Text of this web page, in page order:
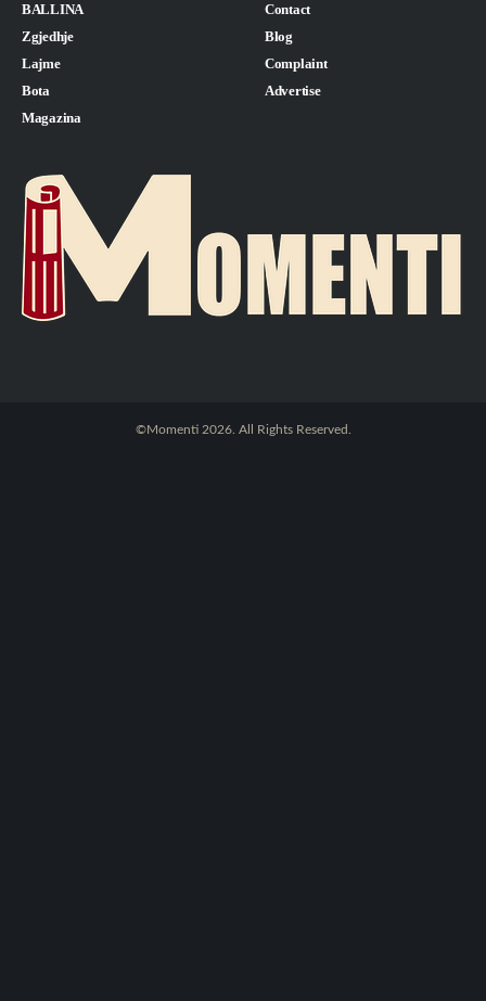
BALLINA
Zgjedhje
Lajme
Bota
Magazina
Contact
Blog
Complaint
Advertise
©Momenti 2026. All Rights Reserved.